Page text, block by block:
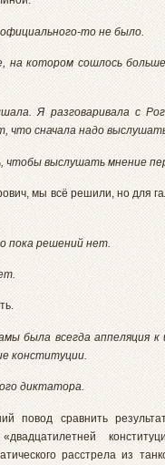
то не было.
на котором сошлось
Я разговаривала с
что сначала надо
чтобы выслушать мнение
мы всё решили, но для
пока решений нет.
была всегда аппеляция к
конституции.
диктатора.
повод сравнить
расстрела из